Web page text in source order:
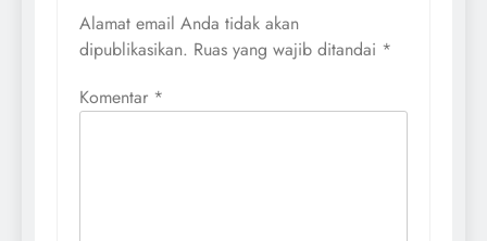
Alamat email Anda tidak akan
dipublikasikan. Ruas yang wajib ditandai *
Komentar *